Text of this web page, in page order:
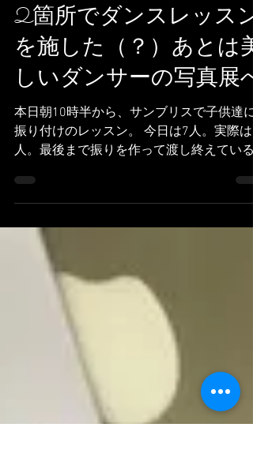
Danseuse ami
30 avr. 2019
2 min de lecture
2箇所でダンスレッスン
を施した（？）あとは美
しいダンサーの写真展へ
本日朝10時半から、サンブリスで子供達に
振り付けのレッスン。 今日は7人。実際は9
人。最後まで振りを作って渡し終えている
で、このバカンス中にだいぶ進んだことに
後の2人は大丈夫かな、、後３回、本番まで
時間はあるけど、、、 ま。子供達は覚える